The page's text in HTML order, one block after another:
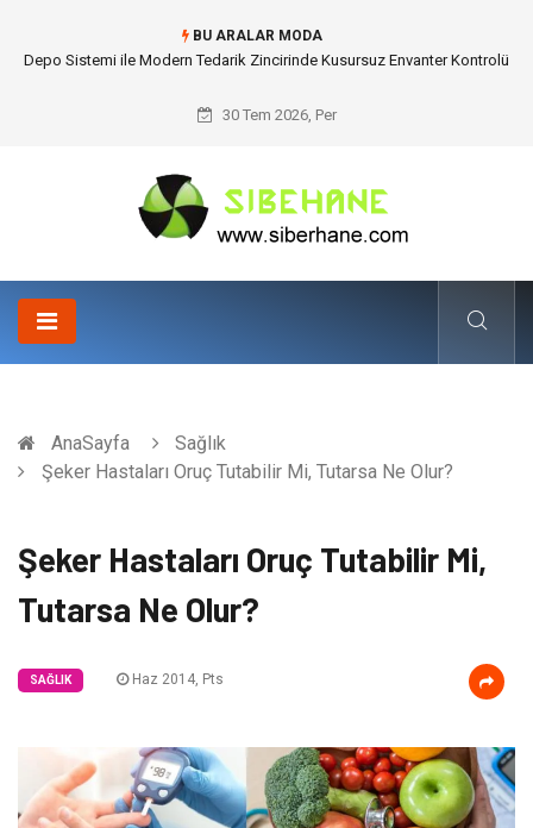
BU ARALAR MODA
Akrilik Boyama Seti ile Evinizde Dijitalden Uzak Bir Deşarj Alanı Tasarlayın
30 Tem 2026, Per
AnaSayfa
Sağlık
Şeker Hastaları Oruç Tutabilir Mi, Tutarsa Ne Olur?
Şeker Hastaları Oruç Tutabilir Mi,
Tutarsa Ne Olur?
SAĞLIK Haz 2014, Pts